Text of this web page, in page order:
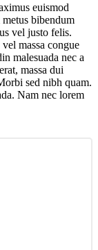
euismod
bibendum
vel justo felis.
massa congue
malesuada nec a
massa dui
sed nibh quam.
Nam nec lorem